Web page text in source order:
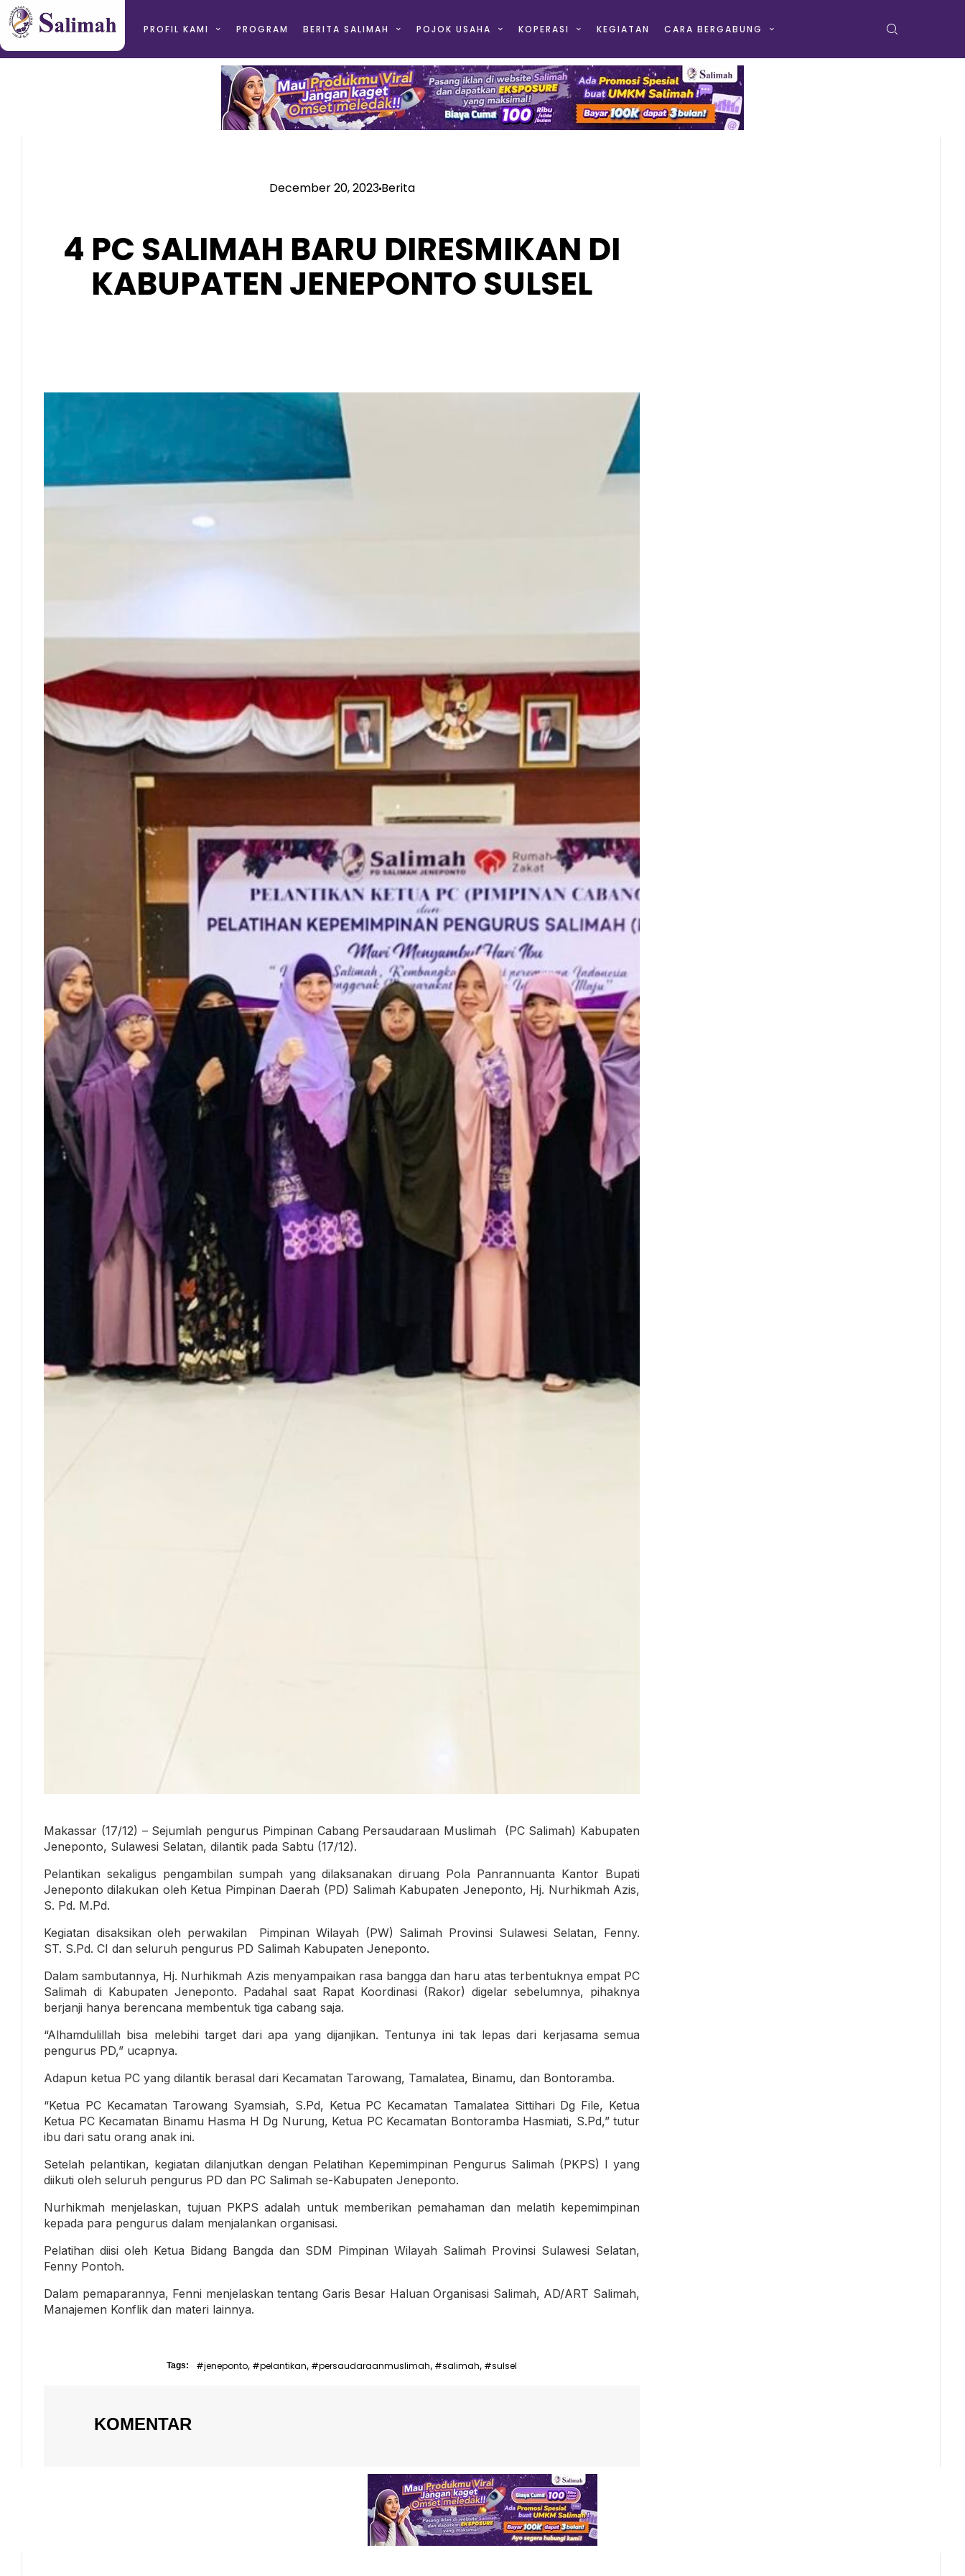
PROFIL KAMI PROGRAM BERITA SALIMAH POJOK USAHA KOPERASI KEGIATAN CARA BERGABUNG
December 20, 2023Berita
4 PC SALIMAH BARU DIRESMIKAN DI
KABUPATEN JENEPONTO SULSEL
Makassar (17/12) – Sejumlah pengurus Pimpinan Cabang Persaudaraan Muslimah (PC Salimah) Kabupaten
Jeneponto, Sulawesi Selatan, dilantik pada Sabtu (17/12).
Pelantikan sekaligus pengambilan sumpah yang dilaksanakan diruang Pola Panrannuanta Kantor Bupati
Jeneponto dilakukan oleh Ketua Pimpinan Daerah (PD) Salimah Kabupaten Jeneponto, Hj. Nurhikmah Azis,
S. Pd. M.Pd.
Kegiatan disaksikan oleh perwakilan Pimpinan Wilayah (PW) Salimah Provinsi Sulawesi Selatan, Fenny.
ST. S.Pd. CI dan seluruh pengurus PD Salimah Kabupaten Jeneponto.
Dalam sambutannya, Hj. Nurhikmah Azis menyampaikan rasa bangga dan haru atas terbentuknya empat PC
Salimah di Kabupaten Jeneponto. Padahal saat Rapat Koordinasi (Rakor) digelar sebelumnya, pihaknya
berjanji hanya berencana membentuk tiga cabang saja.
“Alhamdulillah bisa melebihi target dari apa yang dijanjikan. Tentunya ini tak lepas dari kerjasama semua
pengurus PD,” ucapnya.
Adapun ketua PC yang dilantik berasal dari Kecamatan Tarowang, Tamalatea, Binamu, dan Bontoramba.
“Ketua PC Kecamatan Tarowang Syamsiah, S.Pd, Ketua PC Kecamatan Tamalatea Sittihari Dg File, Ketua
Ketua PC Kecamatan Binamu Hasma H Dg Nurung, Ketua PC Kecamatan Bontoramba Hasmiati, S.Pd,” tutur
ibu dari satu orang anak ini.
Setelah pelantikan, kegiatan dilanjutkan dengan Pelatihan Kepemimpinan Pengurus Salimah (PKPS) I yang
diikuti oleh seluruh pengurus PD dan PC Salimah se-Kabupaten Jeneponto.
Nurhikmah menjelaskan, tujuan PKPS adalah untuk memberikan pemahaman dan melatih kepemimpinan
kepada para pengurus dalam menjalankan organisasi.
Pelatihan diisi oleh Ketua Bidang Bangda dan SDM Pimpinan Wilayah Salimah Provinsi Sulawesi Selatan,
Fenny Pontoh.
Dalam pemaparannya, Fenni menjelaskan tentang Garis Besar Haluan Organisasi Salimah, AD/ART Salimah,
Manajemen Konflik dan materi lainnya.
Tags: #jeneponto, #pelantikan, #persaudaraanmuslimah, #salimah, #sulsel
KOMENTAR